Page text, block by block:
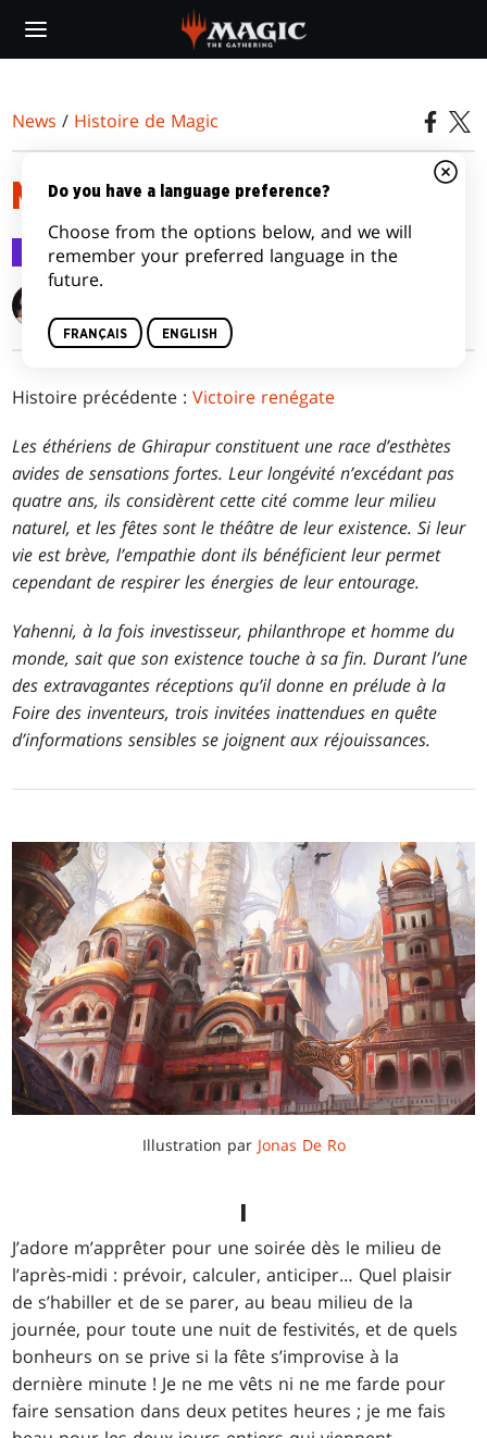
main
News / Histoire de Magic
NÉ DE L’ÉTHER
Histoire de Magic 21 sept. 2016
Histoire précédente :Victoire renégate
Les éthériens de Ghirapur constituent une race d’esthètes
avides de sensations fortes. Leur longévité n’excédant pas
quatre ans, ils considèrent cette cité comme leur milieu
naturel, et les fêtes sont le théâtre de leur existence. Si leur
vie est brève, l’empathie dont ils bénéficient leur permet
cependant de respirer les énergies de leur entourage.
Yahenni, à la fois investisseur, philanthrope et homme du
monde, sait que son existence touche à sa fin. Durant l’une
des extravagantes réceptions qu’il donne en prélude à la
Foire des inventeurs, trois invitées inattendues en quête
d’informations sensibles se joignent aux réjouissances.
Illustration par Jonas De Ro
J’adore m’apprêter pour une soirée dès le milieu de
l’après-midi : prévoir, calculer, anticiper… Quel plaisir
de s’habiller et de se parer, au beau milieu de la
journée, pour toute une nuit de festivités, et de quels
bonheurs on se prive si la fête s’improvise à la
dernière minute ! Je ne me vêts ni ne me farde pour
faire sensation dans deux petites heures ; je me fais
Do you have a language preference?
Choose from the options below, and we will
remember your preferred language in the
future.
FRANÇAIS ENGLISH